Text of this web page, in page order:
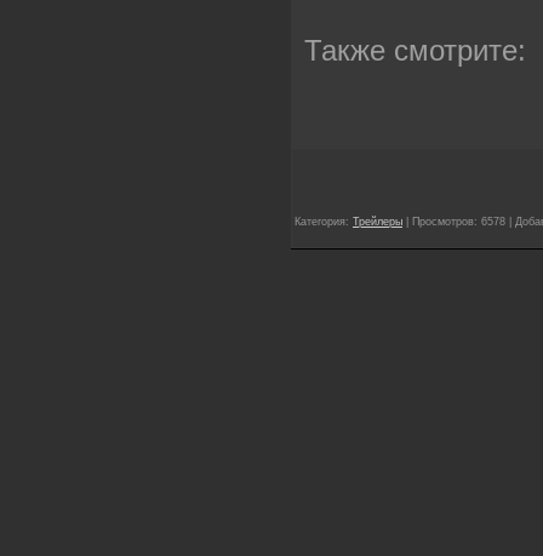
Также смотрите:
Категория: Трейлеры | Просмотров: 6578 |